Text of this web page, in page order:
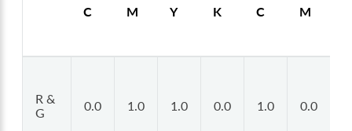
C M Y K C M
R &
G
0.0 1.0 1.0 0.0 1.0 0.0